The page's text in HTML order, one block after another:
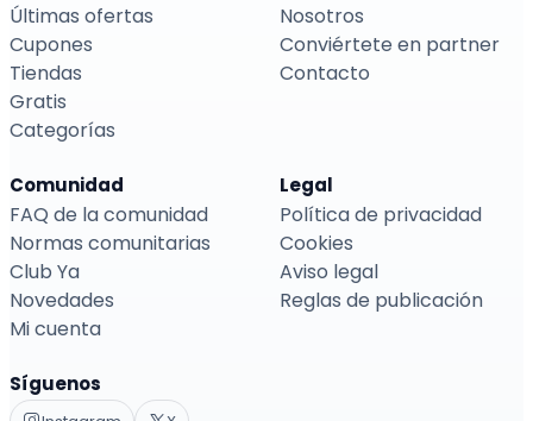
Últimas ofertas
Cupones
Tiendas
Gratis
Categorías
Nosotros
Conviértete en partner
Contacto
Comunidad
FAQ de la comunidad
Normas comunitarias
Club Ya
Novedades
Mi cuenta
Legal
Política de privacidad
Cookies
Aviso legal
Reglas de publicación
Síguenos